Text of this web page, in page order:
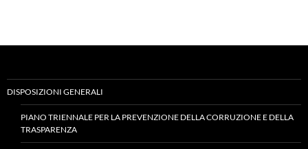
DISPOSIZIONI GENERALI
PIANO TRIENNALE PER LA PREVENZIONE DELLA CORRUZIONE E DELLA
TRASPARENZA